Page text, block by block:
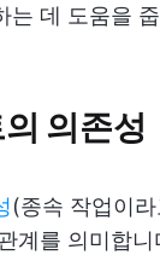
는 데 도움을
의존성
(종속 작업이
계를 의미합니